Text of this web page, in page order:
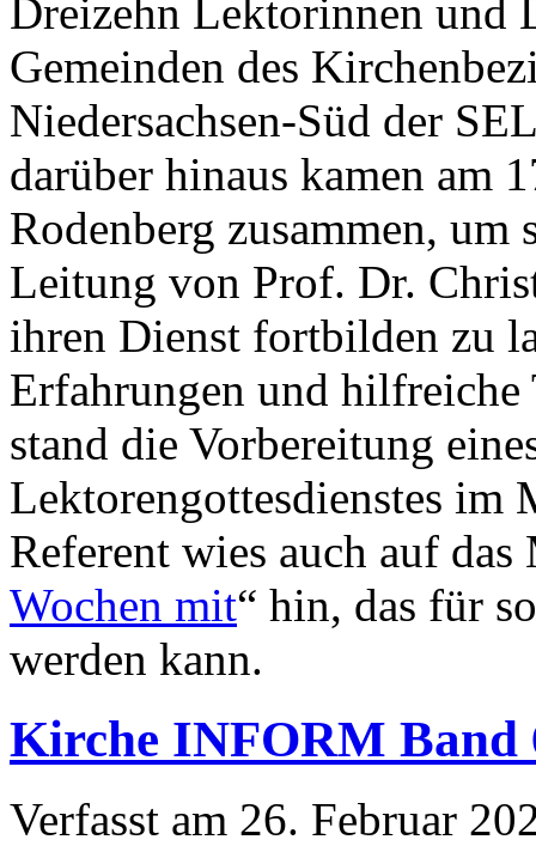
Dreizehn Lektorinnen und
Gemeinden des
Niedersachsen-Süd der
darüber hinaus kamen am
Rodenberg zusammen, um
Leitung von Prof. Dr.
ihren Dienst fortbilden zu
Erfahrungen und
stand die Vorbereitung
Lektorengottesdienstes im
Referent wies auch auf
Wochen mit“ hin, das für
werden kann.
Kirche INFORM Band
Verfasst am 26. Februar